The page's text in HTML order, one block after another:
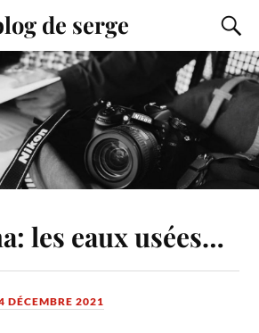
de serge
les eaux usées…
DÉCEMBRE 2021